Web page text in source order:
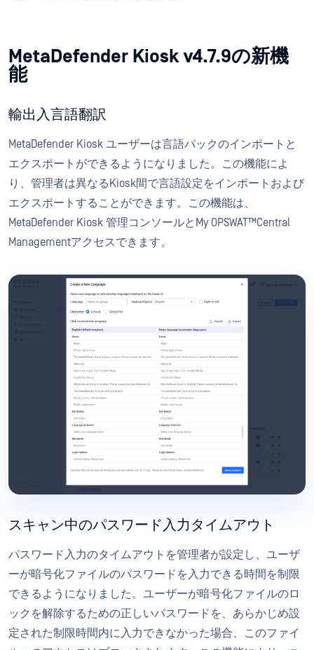
MetaDefender Kiosk v4.7.9の新機
能
輸出入言語翻訳
MetaDefender Kiosk ユーザーは言語パックのインポートと
エクスポートができるようになりました。この機能によ
り、管理者は異なるKiosk間で言語設定をインポートおよび
エクスポートすることができます。この機能は、
MetaDefender Kiosk 管理コンソールとMy OPSWAT™Central
Managementアクセスできます。
スキャン中のパスワード入力タイムアウト
パスワード入力のタイムアウトを管理者が設定し、ユーザ
ーが暗号化ファイルのパスワードを入力できる時間を制限
できるようになりました。ユーザーが暗号化ファイルのロ
ックを解除するための正しいパスワードを、あらかじめ設
定された制限時間内に入力できなかった場合、このファイ